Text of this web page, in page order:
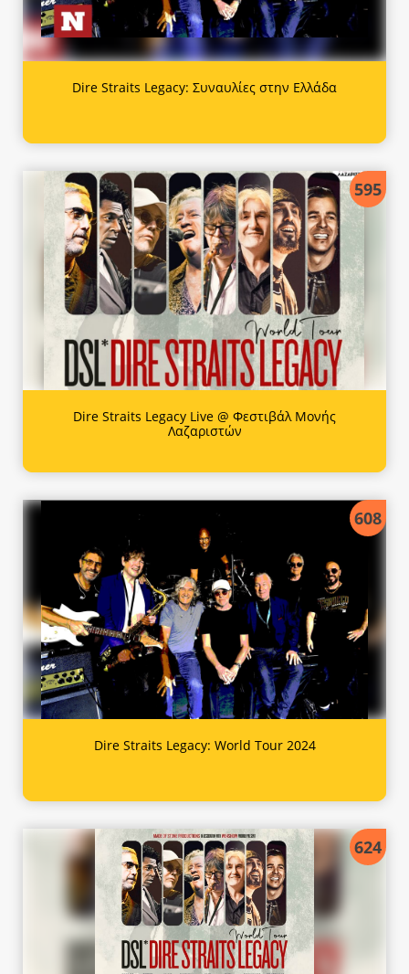
Dire Straits Legacy: Συναυλίες στην Ελλάδα
595
Dire Straits Legacy Live @ Φεστιβάλ Μονής
Λαζαριστών
608
Dire Straits Legacy: World Tour 2024
624